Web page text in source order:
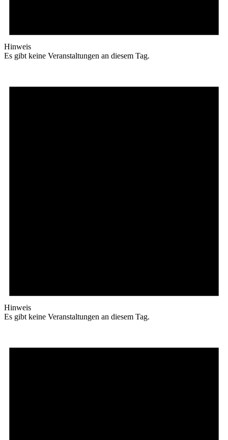
Hinweis
Es gibt keine Veranstaltungen an diesem Tag.
Hinweis
Es gibt keine Veranstaltungen an diesem Tag.